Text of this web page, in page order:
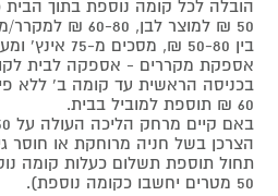
בין 50-80 ₪, מסכים מ-75 אינץ' ומעלה 80-100 ₪.
אספקת מקררים - אספקה לבית
בכניסה הראשית עד קומה ב' ללא
60 ₪ תוספת למוביל בבית.
הצרכן בשל חניה מרוחקת או חוסר
תחול תוספת תשלום כעלות קומה
50 מטרים יחשבו כקומה נוספת).